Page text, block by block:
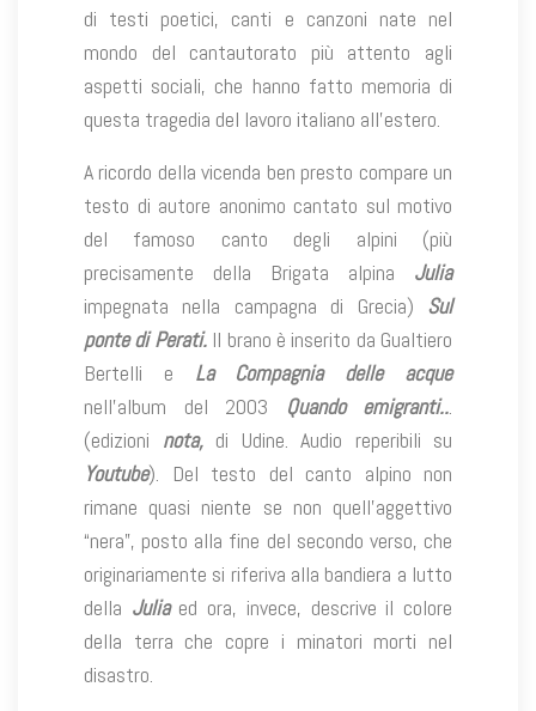
di testi poetici, canti e canzoni nate nel
mondo del cantautorato più attento agli
aspetti sociali, che hanno fatto memoria di
questa tragedia del lavoro italiano all’estero.
A ricordo della vicenda ben presto compare un
testo di autore anonimo cantato sul motivo
del famoso canto degli alpini (più
precisamente della Brigata alpina Julia
impegnata nella campagna di Grecia) Sul
ponte di Perati. Il brano è inserito da Gualtiero
Bertelli e La Compagnia delle acque
nell’album del 2003
Quando emigranti...
(edizioni nota, di Udine. Audio reperibili su
Youtube). Del testo del canto alpino non
rimane quasi niente se non quell’aggettivo
“nera”, posto alla fine del secondo verso, che
originariamente si riferiva alla bandiera a lutto
della Juliaed ora, invece, descrive il colore
della terra che copre i minatori morti nel
disastro.